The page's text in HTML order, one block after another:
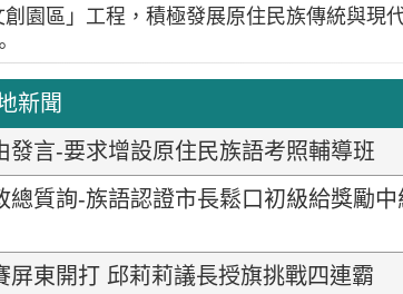
園區」工程，積極發展原住民族傳統與現
新聞
發言-要求增設原住民族語考照輔導班
總質詢-族語認證市長鬆口初級給獎勵中
屏東開打 邱莉莉議長授旗挑戰四連霸